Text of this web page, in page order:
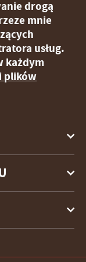
drogą
mnie
usług.
każdym
plików
naszymi
te działają
nasze treści w